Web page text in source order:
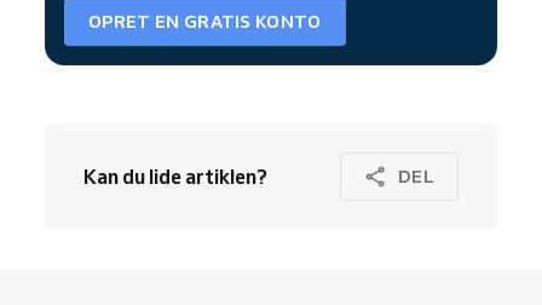
OPRET EN GRATIS KONTO
Kan du lide artiklen? DEL